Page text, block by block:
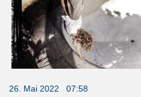
26. Mai 2022 07:58